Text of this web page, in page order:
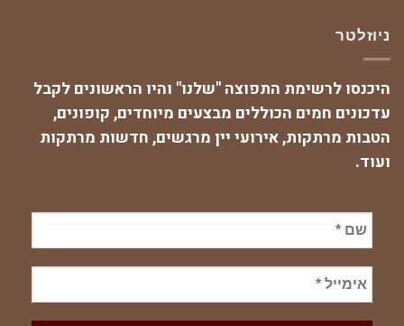
ניוזלטר
היכנסו לרשימת התפוצה "שלנו" והיו הראשונים לקבל
עדכונים חמים הכוללים מבצעים מיוחדים, קופונים,
הטבות מרתקות, אירועי יין מרגשים, חדשות מרתקות
ועוד.